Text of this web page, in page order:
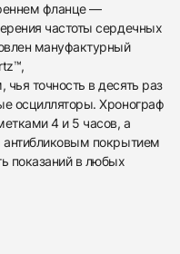
фланце —
частоты сердечных
мануфактурный
точность в десять раз
осцилляторы. Хронограф
4 и 5 часов, а
антибликовым покрытием
показаний в любых